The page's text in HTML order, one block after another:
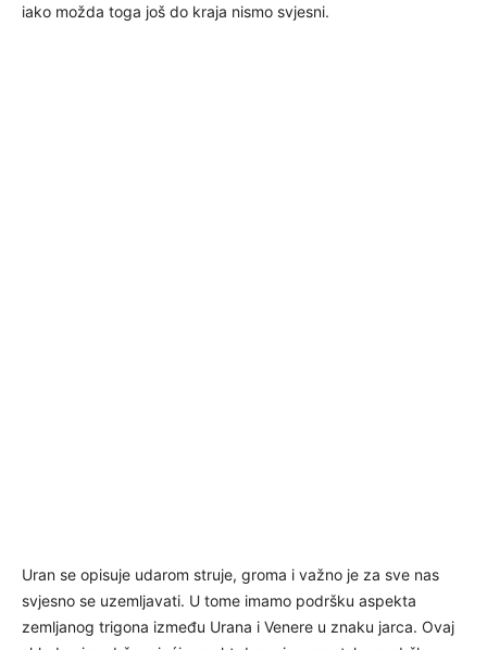
iako možda toga još do kraja nismo svjesni.
Uran se opisuje udarom struje, groma i važno je za sve nas
svjesno se uzemljavati. U tome imamo podršku aspekta
zemljanog trigona između Urana i Venere u znaku jarca. Ovaj